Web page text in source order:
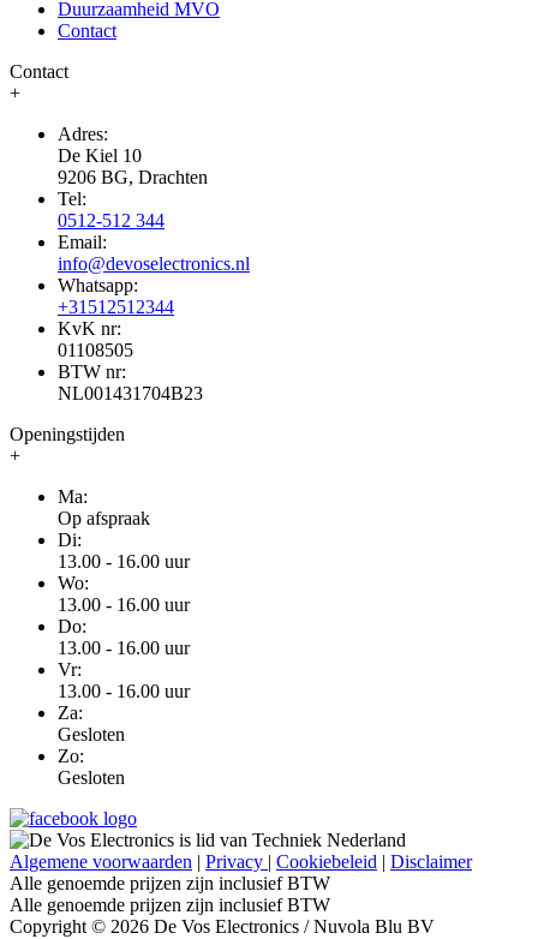
Duurzaamheid MVO
Contact
Contact
+
Adres:
De Kiel 10
9206 BG, Drachten
Tel:
0512-512 344
Email:
info@devoselectronics.nl
Whatsapp:
+31512512344
KvK nr:
01108505
BTW nr:
NL001431704B23
Openingstijden
+
Ma:
Op afspraak
Di:
13.00 - 16.00 uur
Wo:
13.00 - 16.00 uur
Do:
13.00 - 16.00 uur
Vr:
13.00 - 16.00 uur
Za:
Gesloten
Zo:
Gesloten
Algemene voorwaarden | Privacy | Cookiebeleid | Disclaimer
Alle genoemde prijzen zijn inclusief BTW
Alle genoemde prijzen zijn inclusief BTW
Copyright © 2026 De Vos Electronics / Nuvola Blu BV